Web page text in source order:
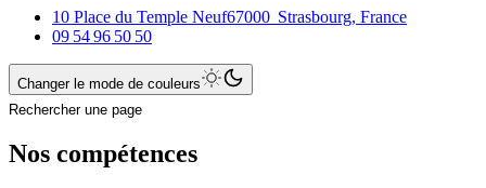
10 Place du Temple Neuf67000 Strasbourg, France
09 54 96 50 50
Changer le mode de couleurs
Rechercher une page
Nos compétences